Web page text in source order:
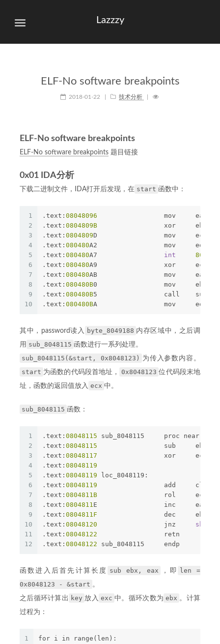
Lazzzy
ELF-No software breakpoints
2018-01-22 技术分析
ELF-No software breakpoints
ELF-No software breakpoints 题目链接
0x01 IDA分析
下载二进制文件，IDA打开后发现，在 start 函数中：
1
2
3
4
5
6
7
8
9
10
.text: 08048096
                 mov     eax,
.text: 0804809B
xor     ebx,
.text: 0804809D                 mov     ecx,
.text: 080480A2                 mov     edx,
.text: 080480A7 int 80
.text: 080480A9                 xor     ecx,
.text: 080480AB                 mov     eax,
.text: 080480B0                 mov     ebx,
.text: 080480B5                 call
.text: 080480BA                 mov     edx,
其中，password读入 byte_8049188 内存区域中，之后调
用 sub_8048115 函数进行一系列处理。
sub_8048115(&start, 0x8048123) 为传入参数内容。
start 为函数的代码段首地址， 0x8048123 位代码段末地
址，函数的返回值放入 ecx 中。
sub_8048115 函数：
1
2
3
4
5
6
7
8
9
10
11
12
.text: 08048115 sub_8048115     proc near
.text: 08048115
sub     ebx,
.text: 08048117
xor     ecx,
.text: 08048119
.text: 08048119 loc_8048119:
.text: 08048119
add     cl,
.text: 0804811B
                 rol     ecx,
.text: 0804811E                 inc     eax
.text: 0804811F
                 dec     ebx
.text: 08048120
                 jnz
short
.text: 08048122
                 retn
.text: 08048122 sub_8048115     endp
函数进入后首先计算长度 sub ebx, eax ，即
len =
0x8048123 - &start 。
之后循环计算出 key 放入 exc 中。循环次数为 ebx 。计算
过程为：
1
for i in range(len):